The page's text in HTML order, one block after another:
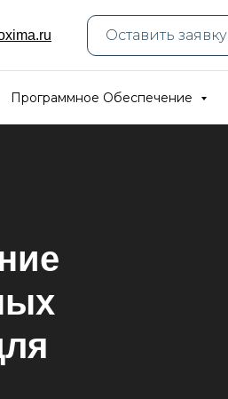
Оставить заявку
Программное Обеспечение